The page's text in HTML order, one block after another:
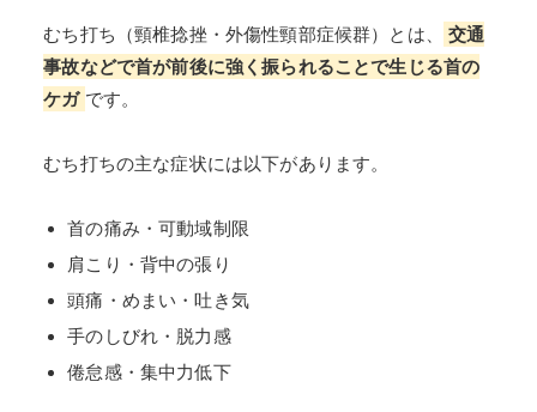
むち打ち（頸椎捻挫・外傷性頸部症候群）とは、
交通
事故などで首が前後に強く振られることで生じる首の
ケガ です。
むち打ちの主な症状には以下があります。
首の痛み・可動域制限
肩こり・背中の張り
頭痛・めまい・吐き気
手のしびれ・脱力感
倦怠感・集中力低下